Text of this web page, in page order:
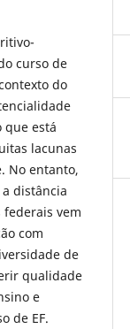
curso de
do
que está
lacunas
No entanto,
distância
vem
com
de
qualidade
e
de EF.